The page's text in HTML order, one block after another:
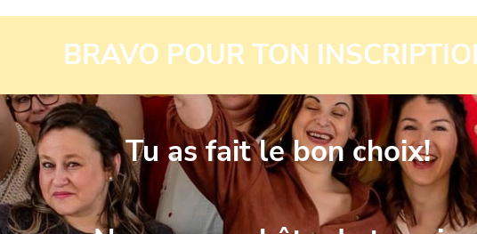
BRAVO POUR TON
Tu as fait le bon choix!